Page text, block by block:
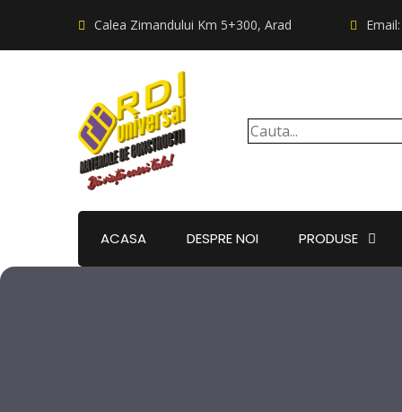
Calea Zimandului Km 5+300, Arad Email:
ACASA DESPRE NOI PRODUSE